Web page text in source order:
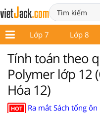
6 Lớp 7 Lớp 8
Tính toán theo
Polymer lớp 12
Hóa 12)
HOT
Ra mắt Sách tổng